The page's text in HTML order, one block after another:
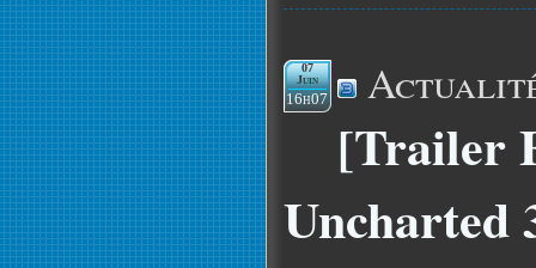
07
Juin
16h07
[Trailer
Uncharted